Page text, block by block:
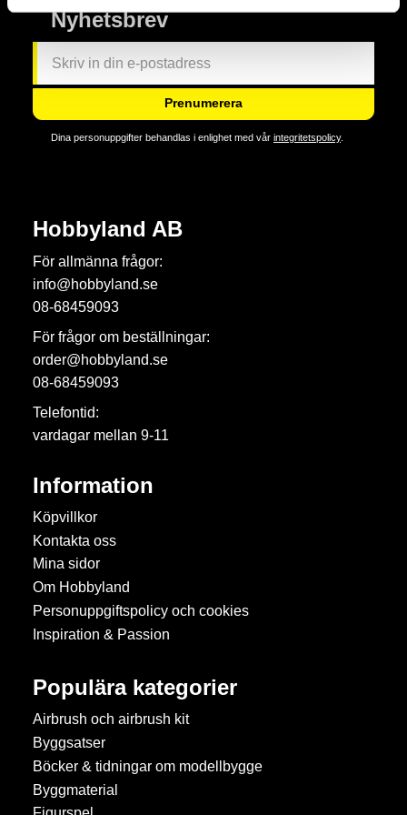
Nyhetsbrev
Prenumerera
Dina personuppgifter behandlas i enlighet med vår integritetspolicy.
Hobbyland AB
För allmänna frågor:
info@hobbyland.se
08-68459093
För frågor om beställningar:
order@hobbyland.se
08-68459093
Telefontid:
vardagar mellan 9-11
Information
Köpvillkor
Kontakta oss
Mina sidor
Om Hobbyland
Personuppgiftspolicy och cookies
Inspiration & Passion
Populära kategorier
Airbrush och airbrush kit
Byggsatser
Böcker & tidningar om modellbygge
Byggmaterial